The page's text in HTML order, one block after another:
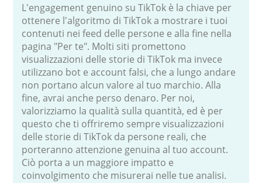
L'engagement genuino su TikTok è la chiave per
ottenere l'algoritmo di TikTok a mostrare i tuoi
contenuti nei feed delle persone e alla fine nella
pagina "Per te". Molti siti promettono
visualizzazioni delle storie di TikTok ma invece
utilizzano bot e account falsi, che a lungo andare
non portano alcun valore al tuo marchio. Alla
fine, avrai anche perso denaro. Per noi,
valorizziamo la qualità sulla quantità, ed è per
questo che ti offriremo sempre visualizzazioni
delle storie di TikTok da persone reali, che
porteranno attenzione genuina al tuo account.
Ciò porta a un maggiore impatto e
coinvolgimento che misurerai nelle tue analisi.